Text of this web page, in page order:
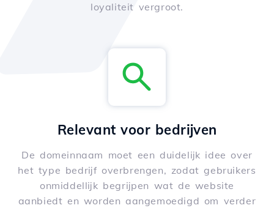
loyaliteit vergroot.
Relevant voor bedrijven
De domeinnaam moet een duidelijk idee over
het type bedrijf overbrengen, zodat gebruikers
onmiddellijk begrijpen wat de website
aanbiedt en worden aangemoedigd om verder